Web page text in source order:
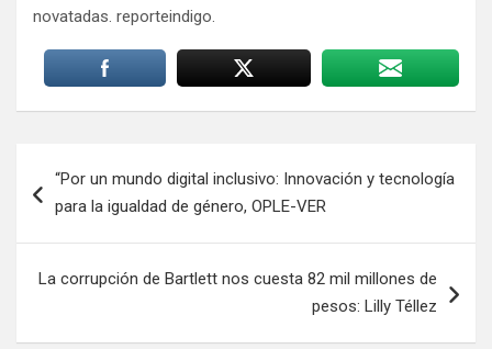
novatadas. reporteindigo.
de
“Por un mundo digital inclusivo: Innovación y tecnología
para la igualdad de género, OPLE-VER
La corrupción de Bartlett nos cuesta 82 mil millones de
pesos: Lilly Téllez